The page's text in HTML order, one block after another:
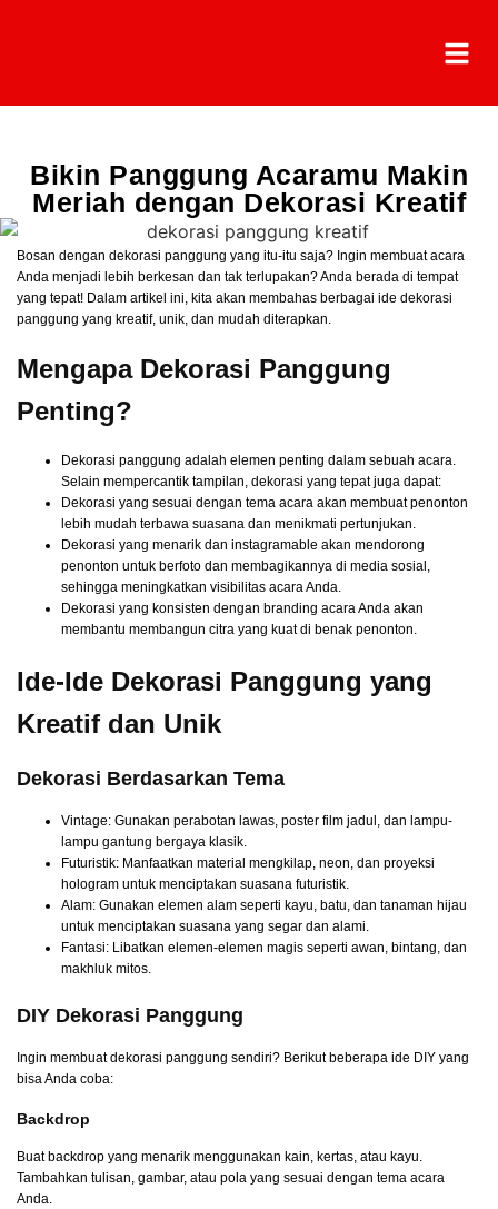
Bikin Panggung Acaramu Makin
Meriah dengan Dekorasi Kreatif
Bosan dengan dekorasi panggung yang itu-itu saja? Ingin membuat acara
Anda menjadi lebih berkesan dan tak terlupakan? Anda berada di tempat
yang tepat! Dalam artikel ini, kita akan membahas berbagai ide dekorasi
panggung yang kreatif, unik, dan mudah diterapkan.
Mengapa Dekorasi Panggung
Penting?
Dekorasi panggung adalah elemen penting dalam sebuah acara.
Selain mempercantik tampilan, dekorasi yang tepat juga dapat:
Dekorasi yang sesuai dengan tema acara akan membuat penonton
lebih mudah terbawa suasana dan menikmati pertunjukan.
Dekorasi yang menarik dan instagramable akan mendorong
penonton untuk berfoto dan membagikannya di media sosial,
sehingga meningkatkan visibilitas acara Anda.
Dekorasi yang konsisten dengan branding acara Anda akan
membantu membangun citra yang kuat di benak penonton.
Ide-Ide Dekorasi Panggung yang
Kreatif dan Unik
Dekorasi Berdasarkan Tema
Vintage: Gunakan perabotan lawas, poster film jadul, dan lampu-
lampu gantung bergaya klasik.
Futuristik: Manfaatkan material mengkilap, neon, dan proyeksi
hologram untuk menciptakan suasana futuristik.
Alam: Gunakan elemen alam seperti kayu, batu, dan tanaman hijau
untuk menciptakan suasana yang segar dan alami.
Fantasi: Libatkan elemen-elemen magis seperti awan, bintang, dan
makhluk mitos.
DIY Dekorasi Panggung
Ingin membuat dekorasi panggung sendiri? Berikut beberapa ide DIY yang
bisa Anda coba:
Backdrop
Buat backdrop yang menarik menggunakan kain, kertas, atau kayu.
Tambahkan tulisan, gambar, atau pola yang sesuai dengan tema acara
Anda.